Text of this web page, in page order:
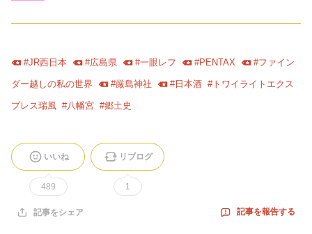
#JR西日本 #広島県 #一眼レフ #PENTAX #ファイン
ダー越しの私の世界 #厳島神社 #日本酒 #トワイライトエクス
プレス瑞風 #八幡宮 #郷土史
いいね
489
リブログ
1
記事をシェア 記事を報告する